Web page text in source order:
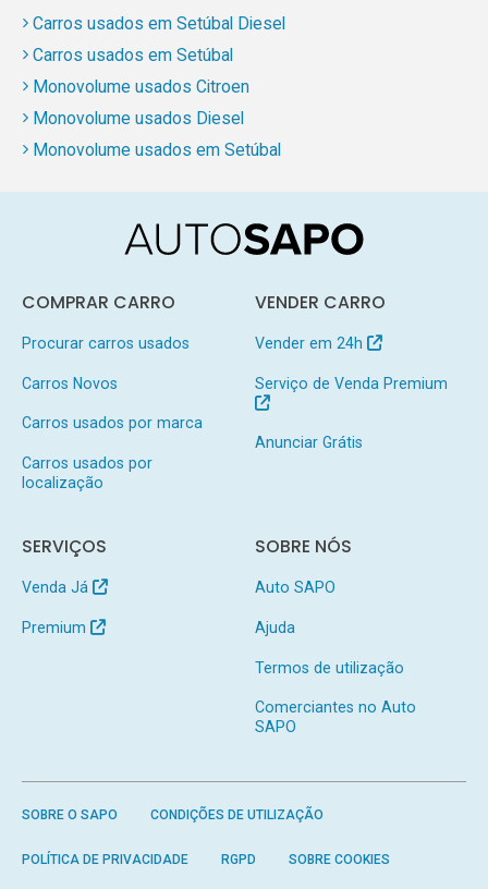
Carros usados em Setúbal Diesel
Carros usados em Setúbal
Monovolume usados Citroen
Monovolume usados Diesel
Monovolume usados em Setúbal
COMPRAR CARRO
Procurar carros usados
Carros Novos
Carros usados por marca
Carros usados por
localização
VENDER CARRO
Vender em 24h
Serviço de Venda Premium
Anunciar Grátis
SERVIÇOS
Venda Já
Premium
SOBRE NÓS
Auto SAPO
Ajuda
Termos de utilização
Comerciantes no Auto
SAPO
SOBRE O SAPO CONDIÇÕES DE UTILIZAÇÃO
POLÍTICA DE PRIVACIDADE RGPD SOBRE COOKIES